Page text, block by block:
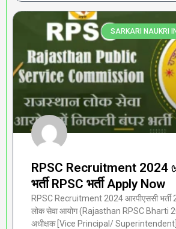
SARKARI NAUKRI
RPSC Recruitment 2024
भर्ती RPSC भर्ती Apply Now
RPSC Recruitment 2024 आरपीएससी भर्ती
लोक सेवा आयोग (Rajasthan RPSC Bharti
अधीक्षक [Vice Principal/